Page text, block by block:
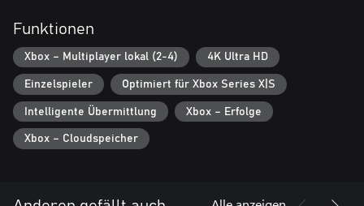
Funktionen
Xbox – Multiplayer lokal (2-4) 4K Ultra HD
Einzelspieler Optimiert für Xbox Series X|S
Intelligente Übermittlung Xbox – Erfolge
Xbox – Cloudspeicher